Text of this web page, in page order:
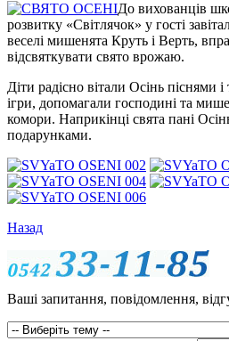
До вихованців
розвитку «Світлячок» у гості
веселі мишенята Круть і Верть,
відсвяткувати свято врожаю.
Діти радісно вітали Осінь піснями
ігри, допомагали господині та
комори. Наприкінці свята пані
подарунками.
Назад
Ваші запитання, повідомлення,